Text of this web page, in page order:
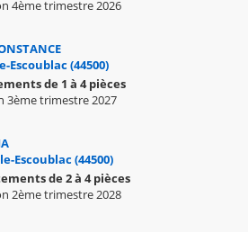
4ème trimestre 2026
Escoublac (44500)
de 1 à 4 pièces
3ème trimestre 2027
Escoublac (44500)
de 2 à 4 pièces
2ème trimestre 2028